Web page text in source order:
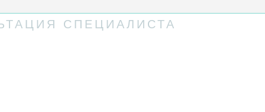
СПЕЦИАЛИСТА